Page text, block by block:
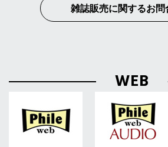
雑誌販売に関するお問
WEB